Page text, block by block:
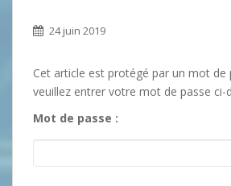
24 juin 2019
Cet article est protégé par un mot de
veuillez entrer votre mot de passe ci-
Mot de passe :